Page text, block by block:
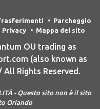
Parcheggio
Privacy Mappa del sito
OU trading as
(also known as
Rights Reserved.
- Questo sito non è il sito
Orlando